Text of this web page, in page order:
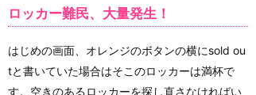
ロッカー難民、大量発生！
はじめの画面、オレンジのボタンの横にsold ou
tと書いていた場合はそこのロッカーは満杯で
す。空きのあるロッカーを探し直さなければい